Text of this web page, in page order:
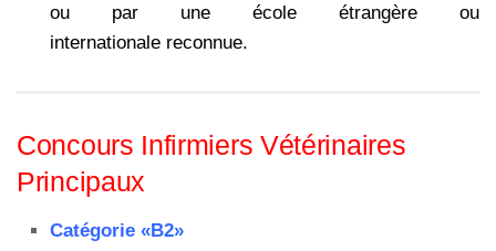
ou par une école étrangère ou
internationale reconnue.
Concours Infirmiers Vétérinaires
Principaux
Catégorie «B2»